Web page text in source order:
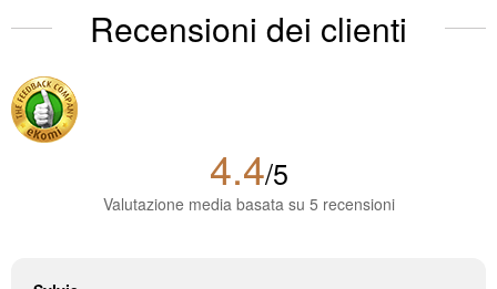
Recensioni dei clienti
4.4/5
Valutazione media basata su 5 recensioni